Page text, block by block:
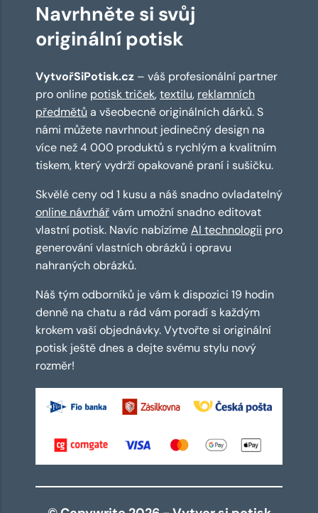
Navrhněte si svůj
originální potisk
VytvořSiPotisk.cz – váš profesionální partner
pro online potisk triček,textilu, reklamních
předmětů a všeobecně originálních dárků. S
námi můžete navrhnout jedinečný design na
více než 4 000 produktů s rychlým a kvalitním
tiskem, který vydrží opakované praní i sušičku.
Skvělé ceny od 1 kusu a náš snadno ovladatelný
online návrhářvám umožní snadno editovat
vlastní potisk. Navíc nabízímeAI technologii pro
generování vlastních obrázků i opravu
nahraných obrázků.
Náš tým odborníků je vám k dispozici 19 hodin
denně na chatu a rád vám poradí s každým
krokem vaší objednávky. Vytvořte si originální
potisk ještě dnes a dejte svému stylu nový
rozměr!